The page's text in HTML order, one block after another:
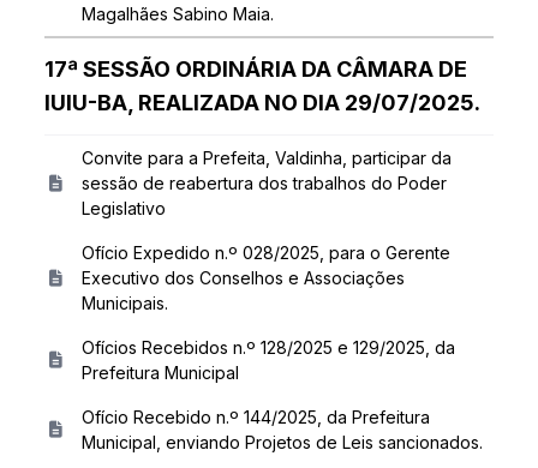
Magalhães Sabino Maia.
17ª SESSÃO ORDINÁRIA DA CÂMARA DE
IUIU-BA, REALIZADA NO DIA 29/07/2025.
Convite para a Prefeita, Valdinha, participar da
sessão de reabertura dos trabalhos do Poder
Legislativo
Ofício Expedido n.º 028/2025, para o Gerente
Executivo dos Conselhos e Associações
Municipais.
Ofícios Recebidos n.º 128/2025 e 129/2025, da
Prefeitura Municipal
Ofício Recebido n.º 144/2025, da Prefeitura
Municipal, enviando Projetos de Leis sancionados.